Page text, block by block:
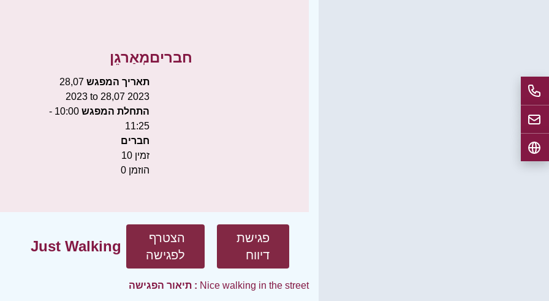
מְאַרגֵן
תאריך המפגש 28,07
2023 to 28,07 2023
התחלת המפגש
10:00 -
11:25
חברים
10 זמין
0 הוזמן
חברים
Just Walking
הצטרף
לפגישה
פגישת
דיווח
תיאור הפגישה : Nice walking in the street